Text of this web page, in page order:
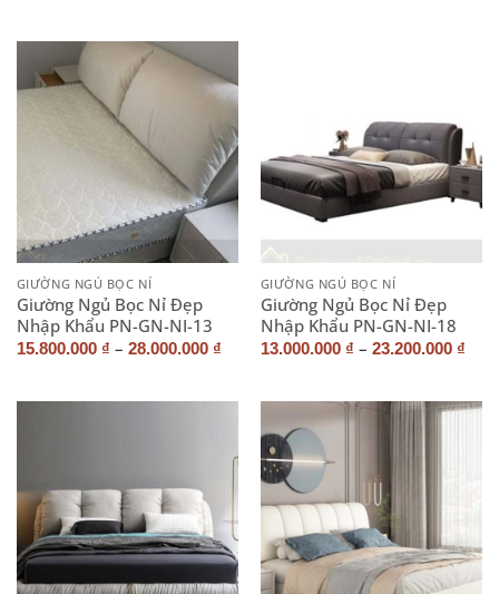
GIƯỜNG NGỦ BỌC NỈ
Giường Ngủ Bọc Nỉ Đẹp
Nhập Khẩu PN-GN-NI-13
15.800.000 ₫ – 28.000.000 ₫
GIƯỜNG NGỦ BỌC NỈ
Giường Ngủ Bọc Nỉ Đẹp
Nhập Khẩu PN-GN-NI-18
13.000.000 ₫ – 23.200.000 ₫